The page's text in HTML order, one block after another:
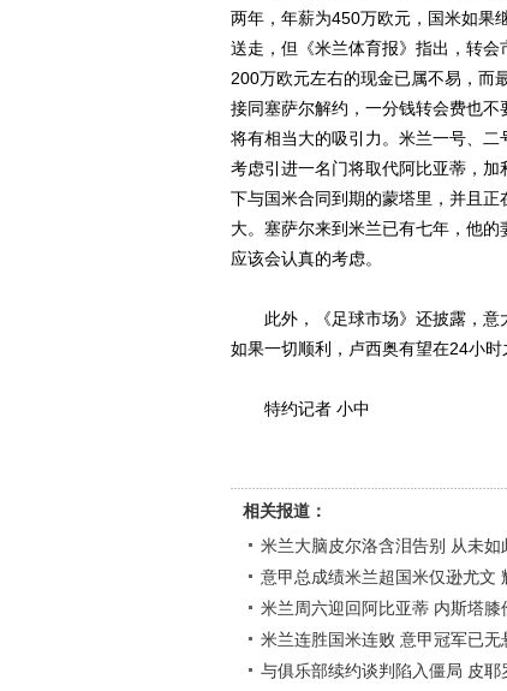
两年，年薪为450万欧元，国米如果
送走，但《米兰体育报》指出，转
200万欧元左右的现金已属不易，而
接同塞萨尔解约，一分钱转会费也
将有相当大的吸引力。米兰一号、
考虑引进一名门将取代阿比亚蒂，
下与国米合同到期的蒙塔里，并且
大。塞萨尔来到米兰已有七年，他
应该会认真的考虑。
此外，《足球市场》还披露，意
如果一切顺利，卢西奥有望在24小时
特约记者 小中
相关报道：
米兰大脑皮尔洛含泪告别 从未如
意甲总成绩米兰超国米仅逊尤文
米兰周六迎回阿比亚蒂 内斯塔膝
米兰连胜国米连败 意甲冠军已无
与俱乐部续约谈判陷入僵局 皮耶